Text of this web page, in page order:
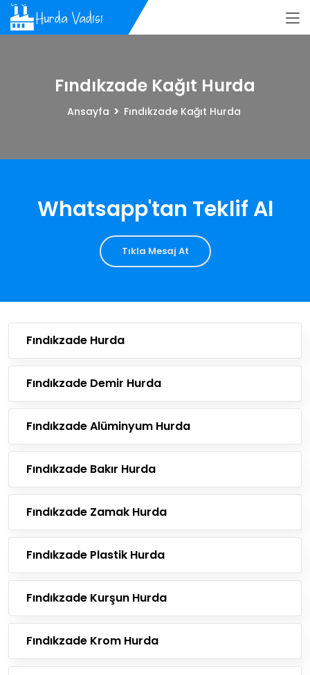
Fındıkzade Kağıt Hurda
Ansayfa Fındıkzade Kağıt Hurda
Whatsapp'tan Teklif Al
Tıkla Mesaj At
Fındıkzade Hurda
Fındıkzade Demir Hurda
Fındıkzade Alüminyum Hurda
Fındıkzade Bakır Hurda
Fındıkzade Zamak Hurda
Fındıkzade Plastik Hurda
Fındıkzade Kurşun Hurda
Fındıkzade Krom Hurda